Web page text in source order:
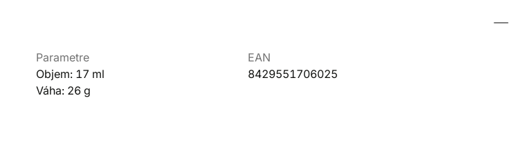
Parametre
Objem: 17 ml
Váha: 26 g
EAN
8429551706025